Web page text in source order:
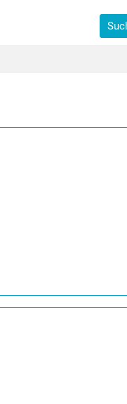
auszuklappen